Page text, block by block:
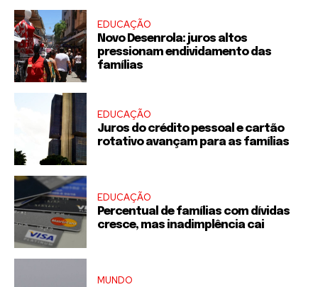
EDUCAÇÃO
Novo Desenrola: juros altos
pressionam endividamento das
famílias
EDUCAÇÃO
Juros do crédito pessoal e cartão
rotativo avançam para as famílias
EDUCAÇÃO
Percentual de famílias com dívidas
cresce, mas inadimplência cai
MUNDO